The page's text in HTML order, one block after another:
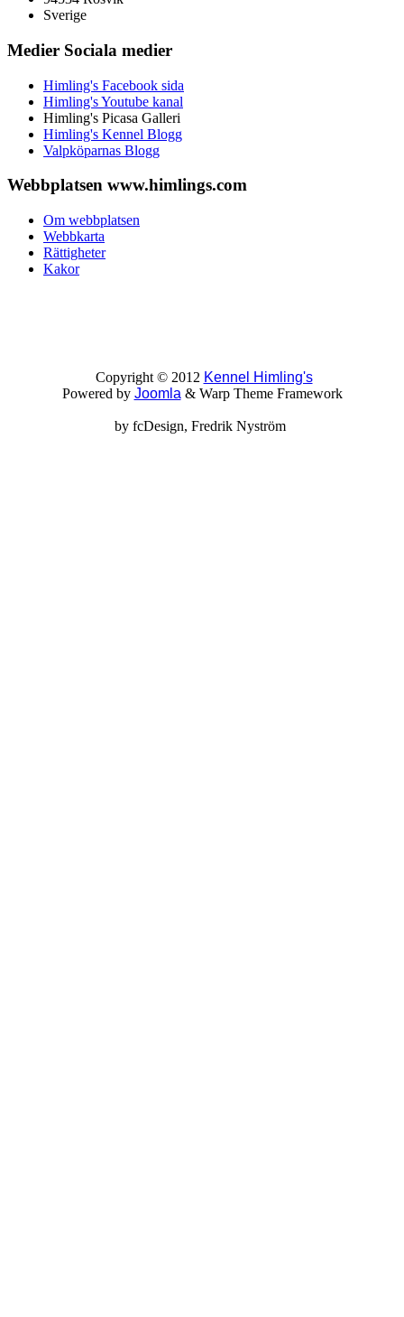
Sverige
Medier Sociala medier
Himling's Facebook sida
Himling's Youtube kanal
Himling's Picasa Galleri
Himling's Kennel Blogg
Valpköparnas Blogg
Webbplatsen www.himlings.com
Om webbplatsen
Webbkarta
Rättigheter
Kakor
Copyright © 2012 Kennel Himling's
Powered by Joomla & Warp Theme Framework
by fcDesign, Fredrik Nyström